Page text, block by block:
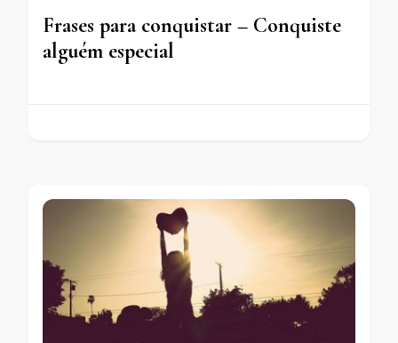
Frases para conquistar – Conquiste
alguém especial